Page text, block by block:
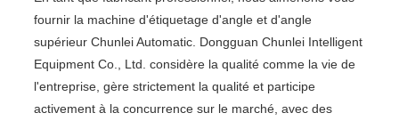
fournir la machine d'étiquetage d'angle et d'angle
supérieur Chunlei Automatic. Dongguan Chunlei Intelligent
Equipment Co., Ltd. considère la qualité comme la vie de
l'entreprise, gère strictement la qualité et participe
activement à la concurrence sur le marché, avec des